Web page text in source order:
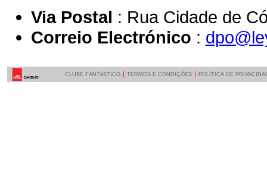
Via Postal : Rua Cidade de
Correio Electrónico :
CLUBE FANTáSTICO TERMOS E CONDIÇÕES POLÍTICA DE